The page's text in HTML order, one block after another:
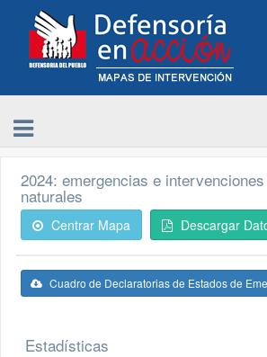
2024: emergencias e
naturales
Centrar Mapa Descargar
Cuadro de Declaratorias de Estados de
Estadísticas